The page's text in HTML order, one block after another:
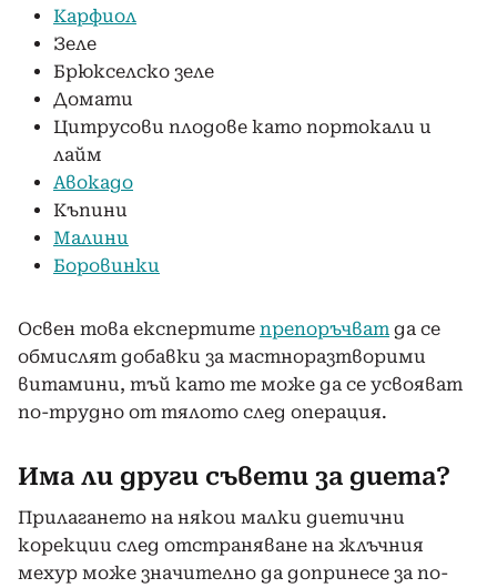
Карфиол
Зеле
Брюкселско зеле
Домати
Цитрусови плодове като портокали и
лайм
Авокадо
Къпини
Малини
Боровинки
Освен това експертите препоръчват да се
обмислят добавки за мастноразтворими
витамини, тъй като те може да се усвояват
по-трудно от тялото след операция.
Има ли други съвети за диета?
Прилагането на някои малки диетични
корекции след отстраняване на жлъчния
мехур може значително да допринесе за по-